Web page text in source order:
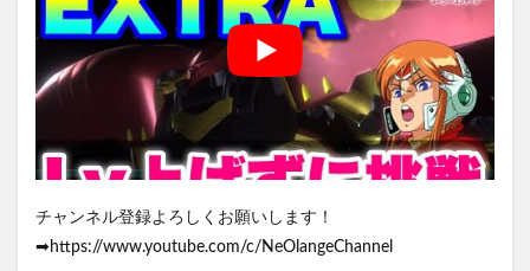
チャンネル登録よろしくお願いします！
➡https://www.youtube.com/c/NeOlangeChannel